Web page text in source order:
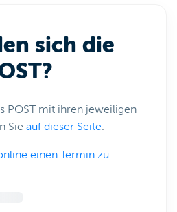
sich die
POST mit ihren jeweiligen
Sie auf dieser Seite.
einen Termin zu